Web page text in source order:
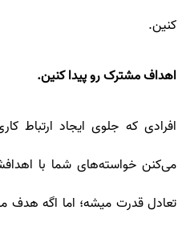
کنین.
اهداف مشترک رو پیدا کنین.
افرادی که جلوی ایجاد ارتباط
می‌کنن خواسته‌های شما با
تعادل قدرت میشه؛ اما اگه هدف